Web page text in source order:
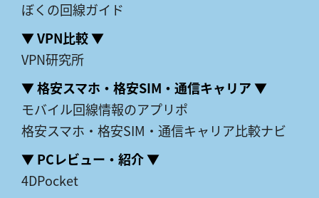
ぼくの回線ガイド
▼ VPN比較 ▼
VPN研究所
▼ 格安スマホ・格安SIM・通信キャリア ▼
モバイル回線情報のアプリポ
格安スマホ・格安SIM・通信キャリア比較ナビ
▼ PCレビュー・紹介 ▼
4DPocket